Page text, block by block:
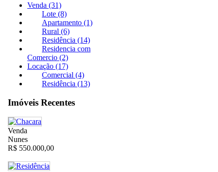
Venda (31)
Lote (8)
Apartamento (1)
Rural (6)
Residência (14)
Residencia com
Comercio (2)
Locação (17)
Comercial (4)
Residência (13)
Imóveis Recentes
Venda
Nunes
R$ 550.000,00